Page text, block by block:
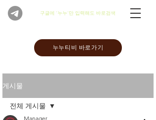
​구글에 '누누'만 입력해도 바로검색
누누티비 바로가기
게시물
전체 게시물
Manager